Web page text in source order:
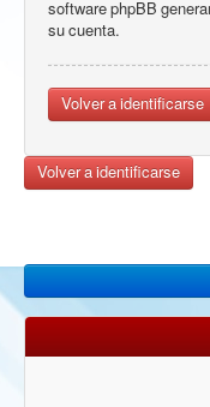
software phpBB
su cuenta.
Volver a identificarse
Volver a identificarse